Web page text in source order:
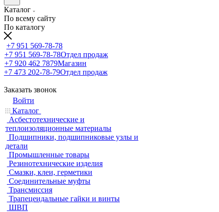
Каталог
По всему сайту
По каталогу
+7 951 569-78-78
+7 951 569-78-78Отдел продаж
+7 920 462 7879Магазин
+7 473 202-78-79Отдел продаж
Заказать звонок
Войти
Каталог
Асбестотехнические и
теплоизоляционные материалы
Подшипники, подшипниковые узлы и
детали
Промышленные товары
Резинотехнические изделия
Смазки, клеи, герметики
Соединительные муфты
Трансмиссия
Трапецеидальные гайки и винты
ШВП